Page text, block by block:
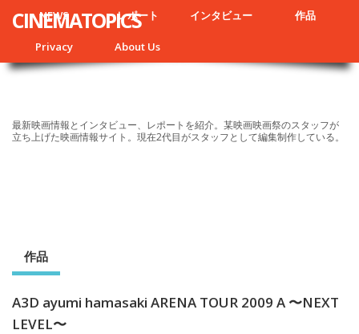
NEWS レポート インタビュー 作品
Privacy About Us
CINEMATOPICS
最新映画情報とインタビュー、レポートを紹介。某映画映画祭のスタッフが
立ち上げた映画情報サイト。現在2代目がスタッフとして編集制作している。
作品
A3D ayumi hamasaki ARENA TOUR 2009 A 〜NEXT
LEVEL〜